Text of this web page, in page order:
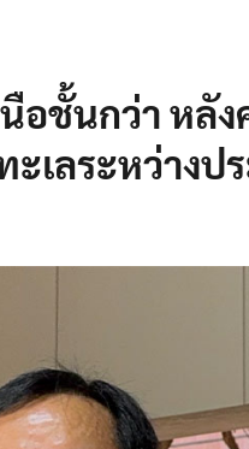
อชั้นกว่า หลัง
เลระหว่างป